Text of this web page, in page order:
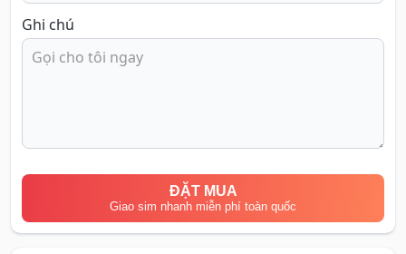
Ghi chú
ĐẶT MUA
Giao sim nhanh miễn phí toàn quốc